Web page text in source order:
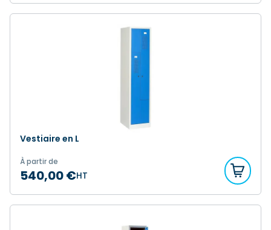
Vestiaire en L
À partir de
540,00 €HT